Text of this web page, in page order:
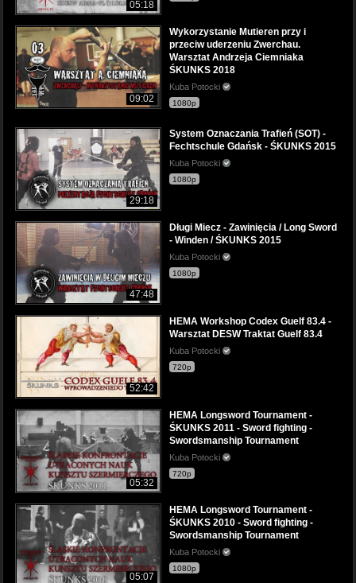
05:18
09:02
Wykorzystanie Mutieren przy i
przeciw uderzeniu Zwerchau.
Warsztat Andrzeja Ciemniaka
ŚKUNKS 2018
Kuba Potocki
1080p
29:18
System Oznaczania Trafień (SOT) -
Fechtschule Gdańsk - ŚKUNKS 2015
Kuba Potocki
1080p
47:48
Długi Miecz - Zawinięcia / Long Sword
- Winden / ŚKUNKS 2015
Kuba Potocki
1080p
52:42
HEMA Workshop Codex Guelf 83.4 -
Warsztat DESW Traktat Guelf 83.4
Kuba Potocki
720p
05:32
HEMA Longsword Tournament -
ŚKUNKS 2011 - Sword fighting -
Swordsmanship Tournament
Kuba Potocki
720p
05:07
HEMA Longsword Tournament -
ŚKUNKS 2010 - Sword fighting -
Swordsmanship Tournament
Kuba Potocki
1080p